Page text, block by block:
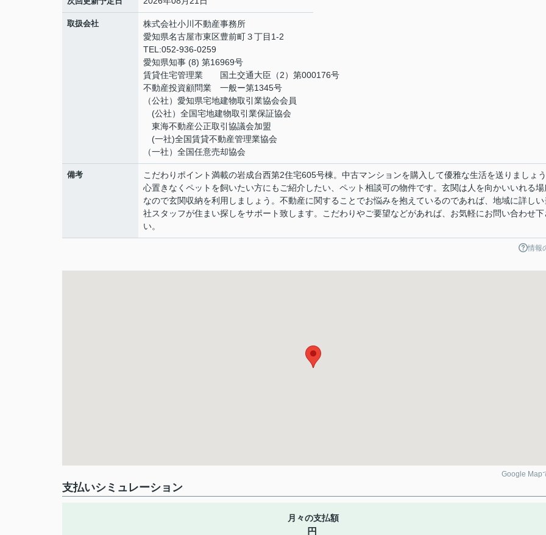
取扱会社
株式会社小川不動産事務所
愛知県名古屋市東区豊前町３丁目1-2
TEL:052-936-0259
愛知県知事 (8) 第16969号
賃貸住宅管理業 国土交通大臣（2）第000176号
不動産投資顧問業 一般ー第1345号
（公社）愛知県宅地建物取引業協会会員
(公社）全国宅地建物取引業保証協会
東海不動産公正取引協議会加盟
(一社)全国賃貸不動産管理業協会
（一社）全国任意売却協会
備考
こだわりポイント満載の岩成台西第2住宅605号棟。中古マンションを購入して優雅な生活を送りましょ
心置きなくペットを飼いたい方にもご紹介したい、ペット相談可の物件です。玄関は人を向かいいれる場
なので玄関収納を利用しましょう。不動産に関することでお悩みを抱えているのであれば、地域に詳しい
社スタッフが住まい探しをサポート致します。こだわりやご要望などがあれば、お気軽にお問い合わせ下
い。
情報
Google Map
支払いシミュレーション
月々の支払額
円